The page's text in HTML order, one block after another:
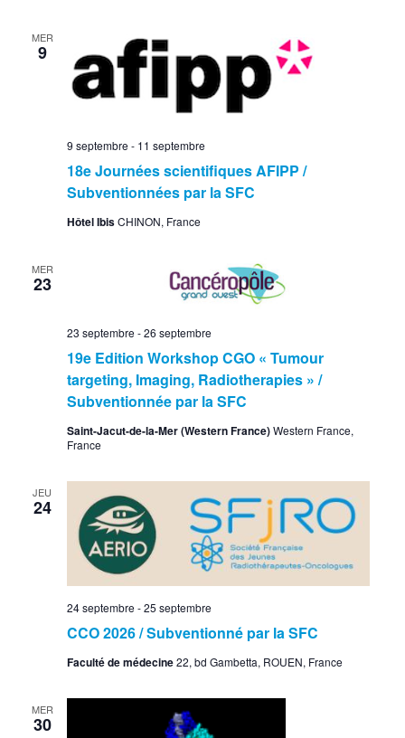
MER
9
18e Journées scientifiques AFIPP /
Subventionnées par la SFC
9 septembre - 11 septembre
Hôtel IbisCHINON, France
MER
23
19e Edition Workshop CGO « Tumour
targeting, Imaging, Radiotherapies » /
Subventionnée par la SFC
23 septembre -26 septembre
Saint-Jacut-de-la-Mer (Western France)Western France,
France
JEU
24
CCO 2026 / Subventionné par la SFC
24 septembre -25 septembre
Faculté de médecine22, bd Gambetta, ROUEN, France
MER
30